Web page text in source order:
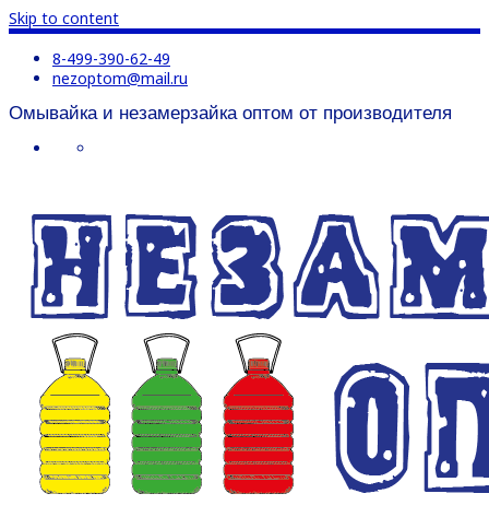
Skip to content
8-499-390-62-49
nezoptom@mail.ru
Омывайка и незамерзайка оптом от производителя